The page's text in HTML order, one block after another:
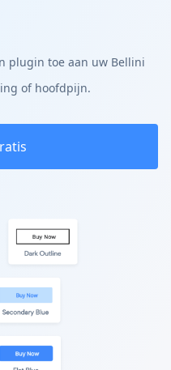
plugin toe aan uw Bellini
of hoofdpijn.